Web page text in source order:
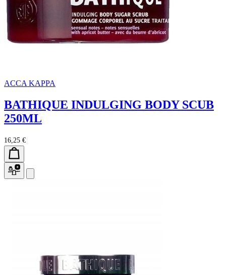
ACCA KAPPA
BATHIQUE INDULGING BODY SCUB
250ML
16,25 €